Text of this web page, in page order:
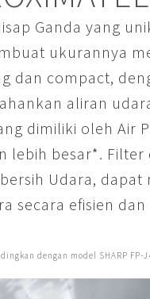
Ganda yang
ukurannya
dan compact,
aliran
dimiliki oleh Air
lebih besar*. Filter
Udara, dapat
secara efisien dan
dengan model SHARP FP-